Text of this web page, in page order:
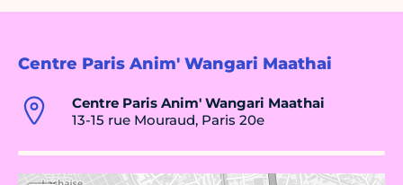
Centre Paris Anim' Wangari Maathai
Centre Paris Anim' Wangari Maathai
13-15 rue Mouraud, Paris 20e